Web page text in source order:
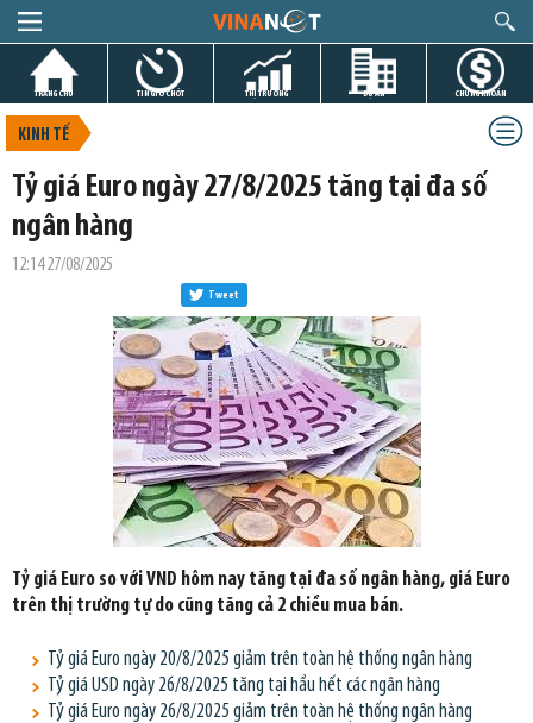
TRANG CHỦ TIN GIỜ CHÓT THỊ TRƯỜNG DỰ ÁN CHỨNG KHOÁN
KINH TẾ
Tỷ giá Euro ngày 27/8/2025 tăng tại đa số
ngân hàng
12:14 27/08/2025
Tweet
Tỷ giá Euro so với VND hôm nay tăng tại đa số ngân hàng, giá Euro
trên thị trường tự do cũng tăng cả 2 chiều mua bán.
Tỷ giá Euro ngày 20/8/2025 giảm trên toàn hệ thống ngân hàng
Tỷ giá USD ngày 26/8/2025 tăng tại hầu hết các ngân hàng
Tỷ giá Euro ngày 26/8/2025 giảm trên toàn hệ thống ngân hàng